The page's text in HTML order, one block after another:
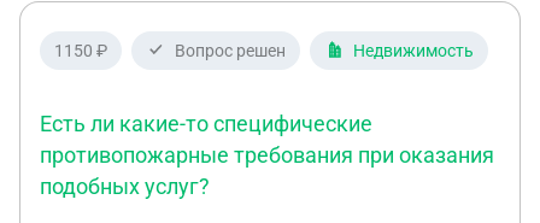
1150 ₽ Вопрос решен Недвижимость
Есть ли какие-то специфические
противопожарные требования при оказания
подобных услуг?